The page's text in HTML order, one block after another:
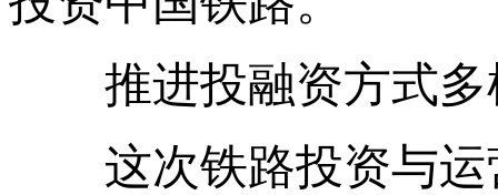
推进投融资方式多
这次铁路投资与运